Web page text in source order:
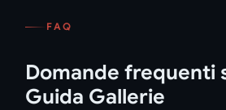
FAQ
Domande frequenti
Guida Gallerie